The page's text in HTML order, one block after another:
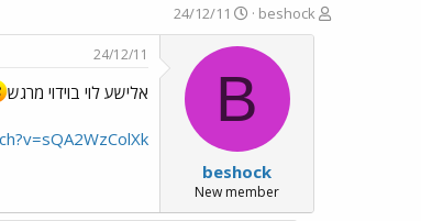
פ
ו
beshock
פ
ו
ר
ם
ב
א
ר
י
ך
24/12/11
B
beshock
New member
24/12/11
אלישע לוי בוידוי מרגש